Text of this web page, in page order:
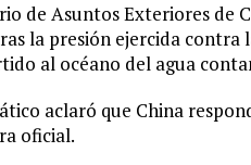
de Asuntos Exteriores de
la presión ejercida contra
al océano del agua
aclaró que China
oficial.